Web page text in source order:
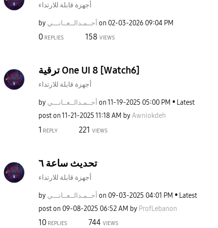
أجهزة قابلة للارتداء
by أحــمـدالــعــانـــي on ‎02-03-2026 09:04 PM
0 REPLIES 158 VIEWS
ترقية One UI 8 [Watch6]
أجهزة قابلة للارتداء
by أحــمـدالــعــانـــي on‎11-19-2025 05:00 PM
Latest
post on‎11-21-202511:18 AM byAwniokdeh
1 REPLY 221 VIEWS
تحديث ساعة ٦
أجهزة قابلة للارتداء
by أحــمـدالــعــانـــي on ‎09-03-2025 04:01 PM
Latest
post on ‎09-08-2025 06:52 AM by ProfLebanon
10 REPLIES 744 VIEWS